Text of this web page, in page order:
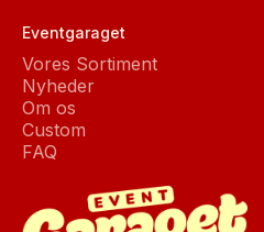
Eventgaraget
Vores Sortiment
Nyheder
Om os
Custom
FAQ